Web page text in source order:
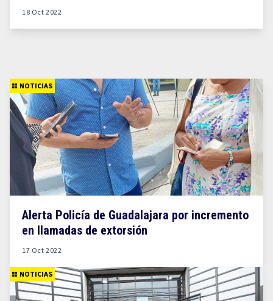
18 Oct 2022
NOTICIAS
Alerta Policía de Guadalajara por incremento
en llamadas de extorsión
17 Oct 2022
NOTICIAS